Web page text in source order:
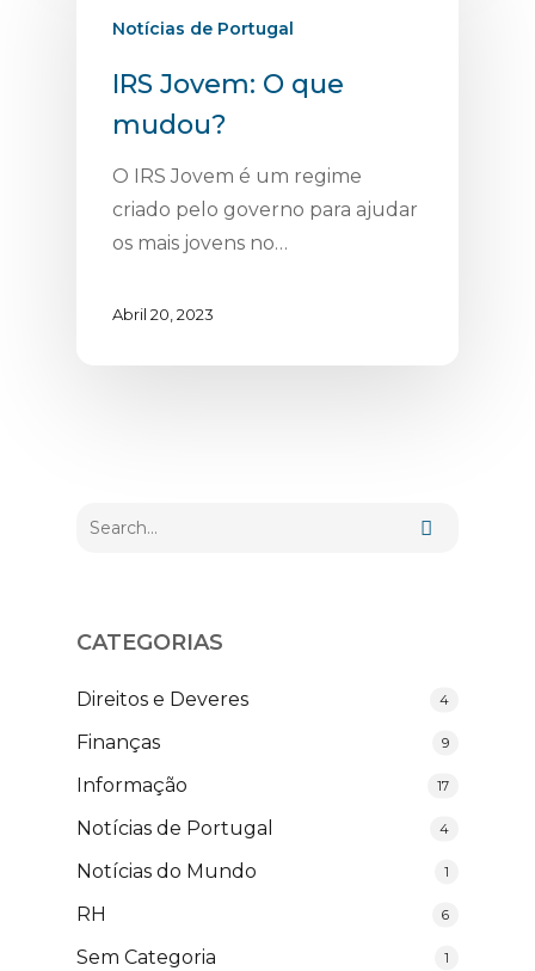
Notícias de Portugal
IRS Jovem: O que
mudou?
O IRS Jovem é um regime
criado pelo governo para ajudar
os mais jovens no…
Abril 20, 2023
CATEGORIAS
Direitos e Deveres 4
Finanças 9
Informação 17
Notícias de Portugal 4
Notícias do Mundo 1
RH 6
Sem Categoria 1